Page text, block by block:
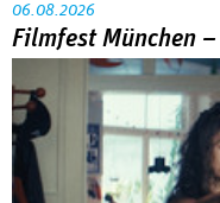
06.08.2026
Filmfest München